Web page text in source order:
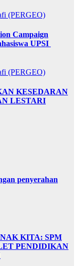
(PERGEO)
Campaign
UPSI
(PERGEO)
KESEDARAN
LESTARI
penyerahan
KITA: SPM
PENDIDIKAN